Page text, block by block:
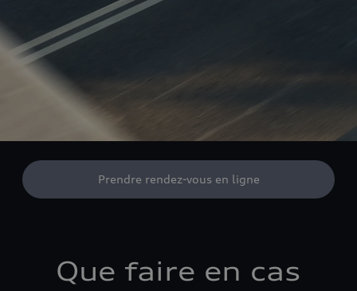
Prendre rendez-vous en ligne
Que faire en cas